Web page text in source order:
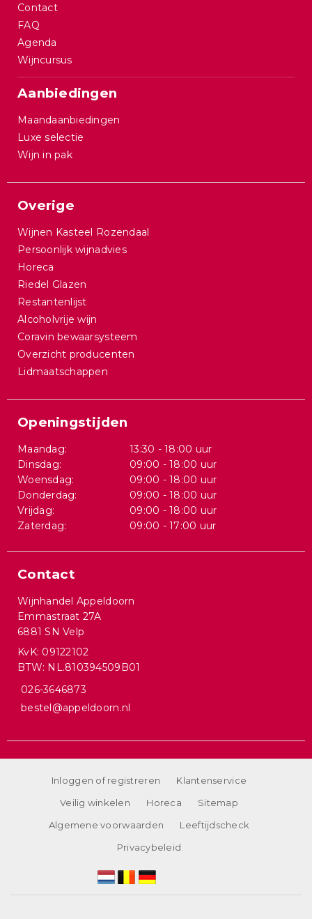
Contact
FAQ
Agenda
Wijncursus
Aanbiedingen
Maandaanbiedingen
Luxe selectie
Wijn in pak
Overige
Wijnen Kasteel Rozendaal
Persoonlijk wijnadvies
Horeca
Riedel Glazen
Restantenlijst
Alcoholvrije wijn
Coravin bewaarsysteem
Overzicht producenten
Lidmaatschappen
Openingstijden
Maandag:
13:30 - 18:00 uur
Dinsdag:
09:00 - 18:00 uur
Woensdag:
09:00 - 18:00 uur
Donderdag:
09:00 - 18:00 uur
Vrijdag:
09:00 - 18:00 uur
Zaterdag:
09:00 - 17:00 uur
Contact
Wijnhandel Appeldoorn
Emmastraat 27A
6881 SN Velp
KvK: 09122102
BTW: NL.810394509B01
026-3646873
bestel@appeldoorn.nl
Inloggen of registreren
Klantenservice
Veilig winkelen
Horeca
Sitemap
Algemene voorwaarden
Leeftijdscheck
Privacybeleid